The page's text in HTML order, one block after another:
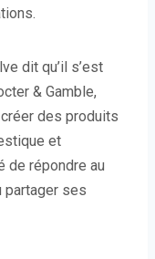
dit qu’il s’est
& Gamble,
créer des produits
et
de répondre au
partager ses